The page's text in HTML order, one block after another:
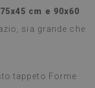
cm e 90x60
sia grande che
tappeto Forme